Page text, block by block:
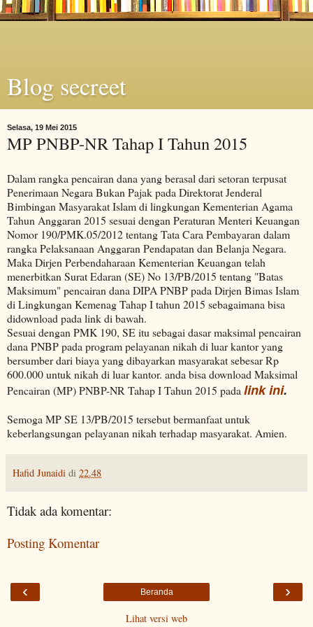
Blog secreet
Selasa, 19 Mei 2015
MP PNBP-NR Tahap I Tahun 2015
Dalam rangka pencairan dana yang berasal dari setoran terpusat
Penerimaan Negara Bukan Pajak pada Direktorat Jenderal
Bimbingan Masyarakat Islam di lingkungan Kementerian Agama
Tahun Anggaran 2015 sesuai dengan Peraturan Menteri Keuangan
Nomor 190/PMK.05/2012 tentang Tata Cara Pembayaran dalam
rangka Pelaksanaan Anggaran Pendapatan dan Belanja Negara.
Maka Dirjen Perbendaharaan Kementerian Keuangan telah
menerbitkan Surat Edaran (SE) No 13/PB/2015 tentang "Batas
Maksimum" pencairan dana DIPA PNBP pada Dirjen Bimas Islam
di Lingkungan Kemenag Tahap I tahun 2015 sebagaimana bisa
didownload pada link di bawah.
Sesuai dengan PMK 190, SE itu sebagai dasar maksimal pencairan
dana PNBP pada program pelayanan nikah di luar kantor yang
bersumber dari biaya yang dibayarkan masyarakat sebesar Rp
600.000 untuk nikah di luar kantor. anda bisa download Maksimal
Pencairan (MP) PNBP-NR Tahap I Tahun 2015 pada link ini.
Semoga MP SE 13/PB/2015 tersebut bermanfaat untuk
keberlangsungan pelayanan nikah terhadap masyarakat. Amien.
Hafid Junaidi di 22.48
Tidak ada komentar:
Posting Komentar
‹ ›
Beranda
Lihat versi web